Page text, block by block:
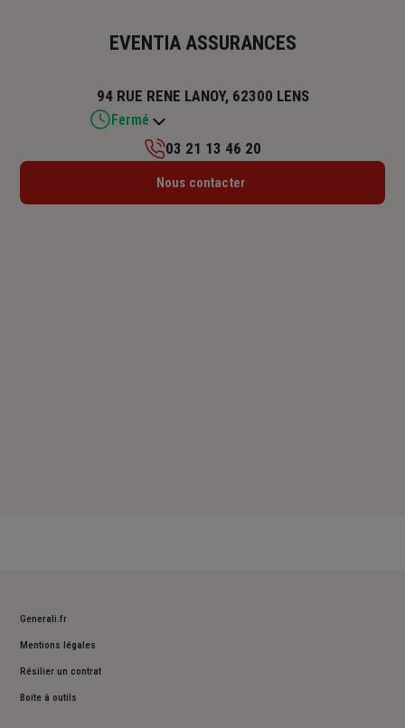
EVENTIA ASSURANCES
94 RUE RENE LANOY, 62300 LENS
Fermé
Lundi : 09h – 12h / 14h – 18h
03 21 13 46 20
Nous contacter
Generali.fr
Mentions légales
Résilier un contrat
Boite à outils